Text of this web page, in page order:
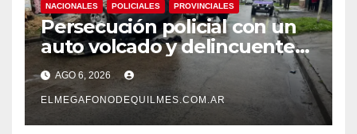
NACIONALES POLICIALES PROVINCIALES
Persecución policial con un
auto volcado y delincuentes
detenidos en San Francisco
Solano
AGO 6, 2026
ELMEGAFONODEQUILMES.COM.AR